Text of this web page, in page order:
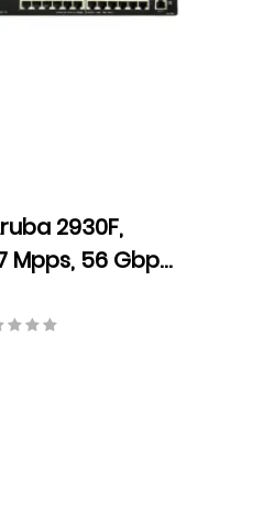
2930F,
Mpps, 56 Gbps,
DDR3 SDRAM,